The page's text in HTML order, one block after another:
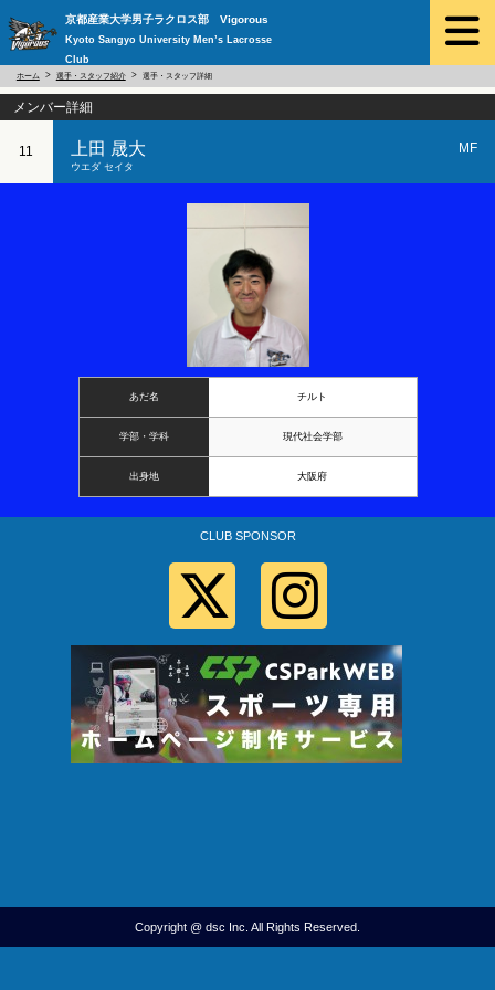
京都産業大学男子ラクロス部 Vigorous
Kyoto Sangyo University Men’s Lacrosse
Club
ホーム 選手・スタッフ紹介 選手・スタッフ詳細
メンバー詳細
11 上田 晟大
ウエダ セイタ
MF
あだ名 チルト
学部・学科 現代社会学部
出身地 大阪府
CLUB SPONSOR
Copyright @ dsc Inc. All Rights Reserved.